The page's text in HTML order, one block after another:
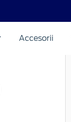
Accesorii